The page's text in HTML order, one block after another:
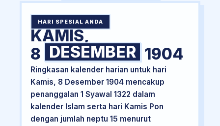
HARI SPESIAL ANDA
KAMIS,
8 DESEMBER 1904
Ringkasan kalender harian untuk hari
Kamis, 8 Desember 1904 mencakup
penanggalan 1 Syawal 1322 dalam
kalender Islam serta hari Kamis Pon
dengan jumlah neptu 15 menurut